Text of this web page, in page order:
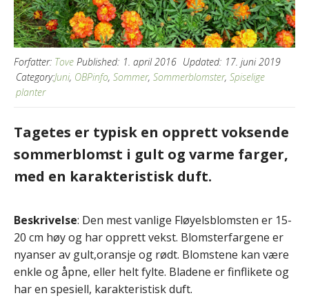
Forfatter: Tove Published: 1. april 2016 Updated: 17. juni 2019
Category:Juni, OBPinfo, Sommer, Sommerblomster, Spiselige
planter
Tagetes er typisk en opprett voksende
sommerblomst i gult og varme farger,
med en karakteristisk duft.
Beskrivelse: Den mest vanlige Fløyelsblomsten er 15-
20 cm høy og har opprett vekst. Blomsterfargene er
nyanser av gult,oransje og rødt. Blomstene kan være
enkle og åpne, eller helt fylte. Bladene er finflikete og
har en spesiell, karakteristisk duft.